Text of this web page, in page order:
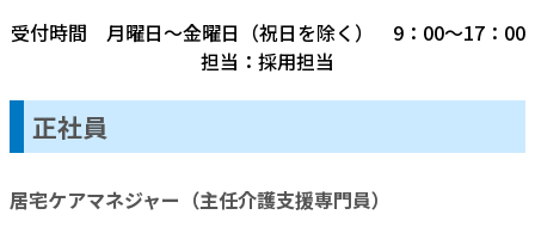
受付時間 月曜日～金曜日（祝日を除く） 9：00～17：00
担当：採用担当
正社員
居宅ケアマネジャー（主任介護支援専門員）